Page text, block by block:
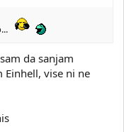
da sanjam
vise ni ne